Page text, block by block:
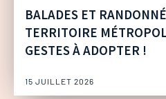
BALADES ET
TERRITOIRE
GESTES À ADOPTER !
15 JUILLET 2026